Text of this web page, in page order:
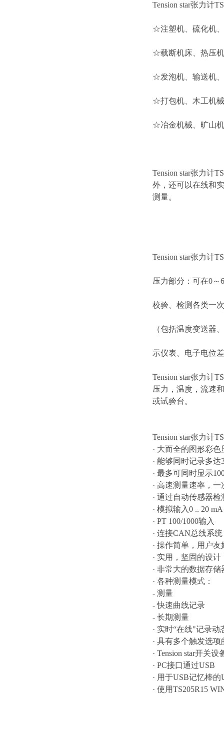
Tension star张力计
☆注塑机、硫化机
☆载断机床、热压
☆发泡机、输送机
☆打包机、木工机
☆冶金机械、旷山
Tension star张力计
外，还可以在线和
测量。
Tension star张力计
压力部分：可在0～
校验、检测各类一
（包括温度变送器
示仪表、电子电位
Tension star张力计
压力，温度，流速
或试验台。
Tension star张力计
· 大而全的图形彩色
· 能够同时记录多
· 最多可同时显示
· 高速测量速率，
· 通过自动传感器
· 模拟输入0 .. 20
· PT 100/1000输入
· 连接CAN总线系
· 操作简单，用户
· 实用，坚固的设计
· 非常大的数据存
· 各种测量模式：
- 测量
- 快速曲线记录
- 长期测量
· 实时“在线"记录动
· 具有多个触发选
· Tension star开关
· PC接口通过USB
· 用于USB记忆棒
· 使用TS205R15